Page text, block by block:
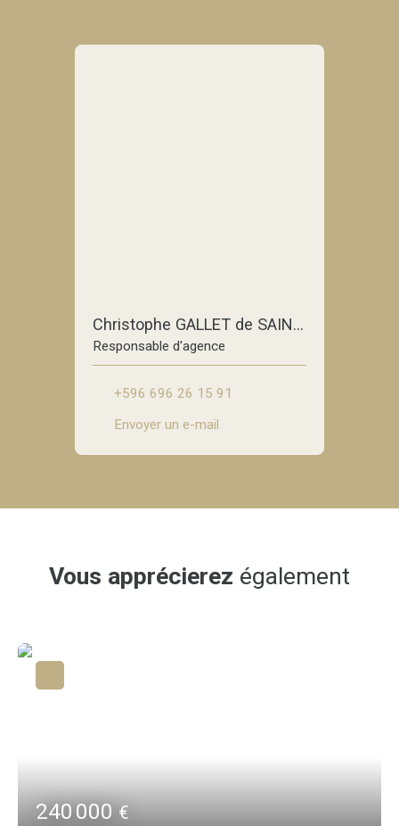
Christophe GALLET de SAINT-AURIN
Responsable d'agence
+596 696 26 15 91
Envoyer un e-mail
Vous apprécierez également
240 000€